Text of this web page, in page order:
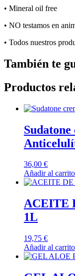
• Mineral oil free
• NO testamos en
• Todos nuestros
También te
Productos
36,00 €
Añadir al carrito
ACEITE
1L
19,75 €
Añadir al carrito